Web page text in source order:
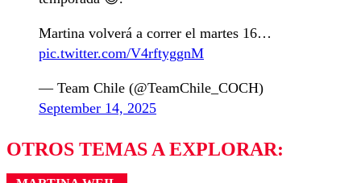
Martina volverá a correr el martes 16…
pic.twitter.com/V4rftyggnM
— Team Chile (@TeamChile_COCH)
September 14, 2025
OTROS TEMAS A EXPLORAR: